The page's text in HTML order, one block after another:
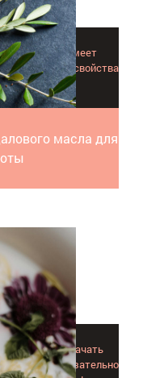
масла для
и не имеет
характерные свойства
в статье!
можно начать
продукт обязательно